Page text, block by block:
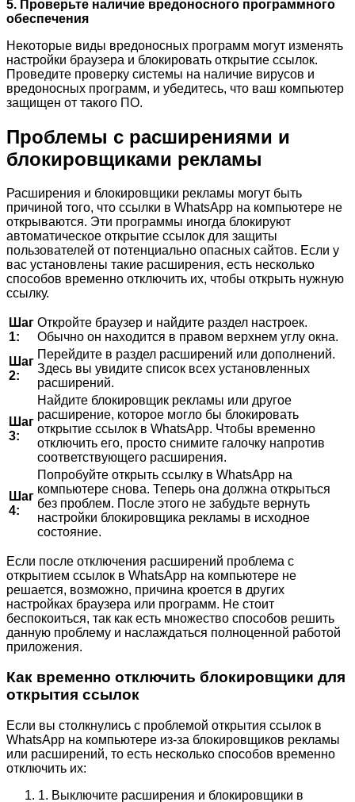
5. Проверьте наличие вредоносного программного
обеспечения
Некоторые виды вредоносных программ могут изменять
настройки браузера и блокировать открытие ссылок.
Проведите проверку системы на наличие вирусов и
вредоносных программ, и убедитесь, что ваш компьютер
защищен от такого ПО.
Проблемы с расширениями и
блокировщиками рекламы
Расширения и блокировщики рекламы могут быть
причиной того, что ссылки в WhatsApp на компьютере не
открываются. Эти программы иногда блокируют
автоматическое открытие ссылок для защиты
пользователей от потенциально опасных сайтов. Если у
вас установлены такие расширения, есть несколько
способов временно отключить их, чтобы открыть нужную
ссылку.
Шаг
1:
Откройте браузер и найдите раздел настроек.
Обычно он находится в правом верхнем углу окна.
Шаг
2:
Перейдите в раздел расширений или дополнений.
Здесь вы увидите список всех установленных
расширений.
Шаг
3:
Найдите блокировщик рекламы или другое
расширение, которое могло бы блокировать
открытие ссылок в WhatsApp. Чтобы временно
отключить его, просто снимите галочку напротив
соответствующего расширения.
Шаг
4:
Попробуйте открыть ссылку в WhatsApp на
компьютере снова. Теперь она должна открыться
без проблем. После этого не забудьте вернуть
настройки блокировщика рекламы в исходное
состояние.
Если после отключения расширений проблема с
открытием ссылок в WhatsApp на компьютере не
решается, возможно, причина кроется в других
настройках браузера или программ. Не стоит
беспокоиться, так как есть множество способов решить
данную проблему и наслаждаться полноценной работой
приложения.
Как временно отключить блокировщики для
открытия ссылок
Если вы столкнулись с проблемой открытия ссылок в
WhatsApp на компьютере из-за блокировщиков рекламы
или расширений, то есть несколько способов временно
отключить их:
1. Выключите расширения и блокировщики в